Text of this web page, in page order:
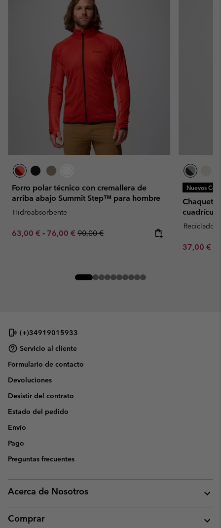
Forro polar técnico con cremallera de
arriba abajo Summit Step™ para hombre
Hidroabsorbente
Minimum sale price:
63,00 € - Maximum sale price:
76,00 € Regular price:
90,00 €
Nuevos
Chaqueta
Reciclado
Minimum
37,00 €
(+)34919015933
Servicio al cliente
Formulario de contacto
Devoluciones
Desistir del contrato
Estado del pedido
Envío
Pago
Preguntas frecuentes
Acerca de Nosotros
Comprar